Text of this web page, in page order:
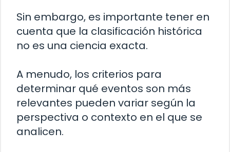
Sin embargo, es importante tener en
cuenta que la clasificación histórica
no es una ciencia exacta.
A menudo, los criterios para
determinar qué eventos son más
relevantes pueden variar según la
perspectiva o contexto en el que se
analicen.